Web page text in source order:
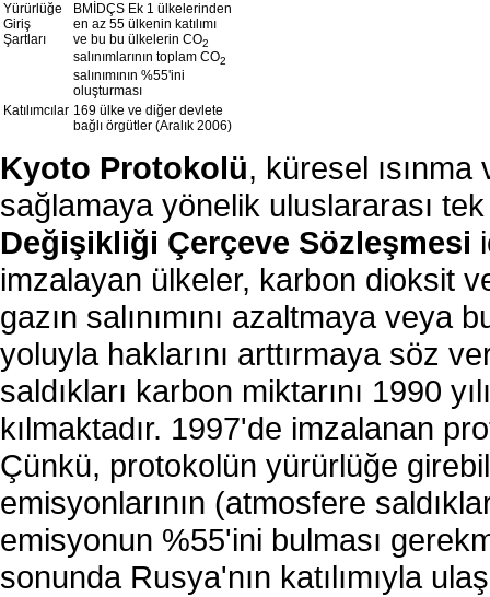
Yürürlüğe
Giriş
Şartları
BMİDÇS Ek 1 ülkelerinden
en az 55 ülkenin katılımı
ve bu bu ülkelerin CO2
salınımlarının toplam CO2
salınımının %55'ini
oluşturması
Katılımcılar 169 ülke ve diğer devlete
bağlı örgütler (Aralık 2006)
Kyoto Protokolü, küresel
sağlamaya yönelik uluslararası
Değişikliği Çerçeve Sözleşmesi
imzalayan ülkeler, karbon dioksit
gazın salınımını azaltmaya veya
yoluyla haklarını arttırmaya söz
saldıkları karbon miktarını 1990
kılmaktadır. 1997'de imzalanan
Çünkü, protokolün yürürlüğe
emisyonlarının (atmosfere
emisyonun %55'ini bulması
sonunda Rusya'nın katılımıyla